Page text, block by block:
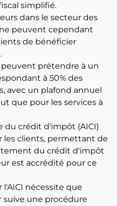
simplifié.
dans le secteur des
peuvent cependant
de bénéficier
prétendre à un
à 50% des
avec un plafond annuel
que pour les services à
du crédit d'impôt (AICI)
les clients, permettant de
du crédit d'impôt
est accrédité pour ce
nécessite que
suive une procédure